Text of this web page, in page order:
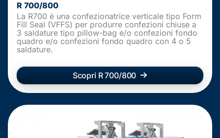
R 700/800
La R700 è una confezionatrice verticale tipo Form
Fill Seal (VFFS) per produrre confezioni chiuse a
3 saldature tipo pillow-bag e/o confezioni fondo
quadro e/o confezioni fondo quadro con 4 o 5
saldature.
Scopri R 700/800